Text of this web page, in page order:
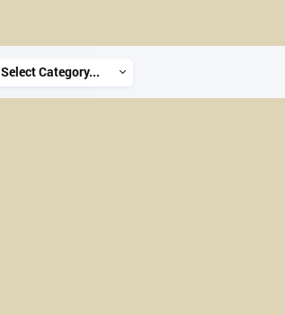
Select Category...